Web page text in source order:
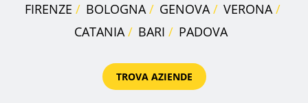
FIRENZE
BOLOGNA GENOVA
VERONA
CATANIA
BARI PADOVA
TROVA AZIENDE